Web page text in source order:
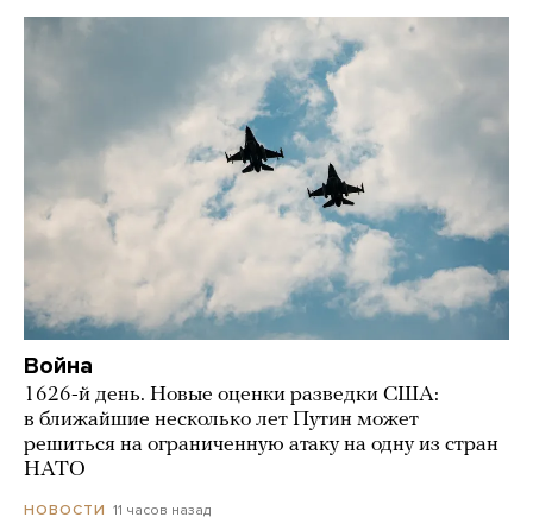
Война
1626-й день. Новые оценки разведки США:
в ближайшие несколько лет Путин может
решиться на ограниченную атаку на одну из стран
НАТО
НОВОСТИ 11 часов назад